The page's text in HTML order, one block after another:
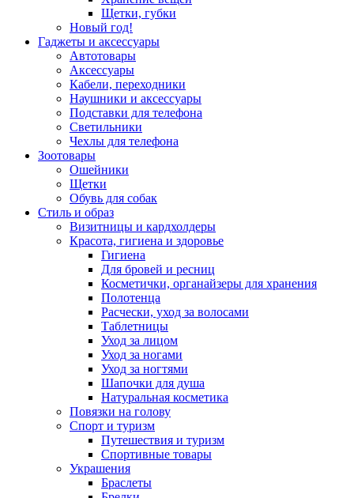
Щетки, губки
Новый год!
Гаджеты и аксессуары
Автотовары
Аксессуары
Кабели, переходники
Наушники и аксессуары
Подставки для телефона
Светильники
Чехлы для телефона
Зоотовары
Ошейники
Щетки
Обувь для собак
Стиль и образ
Визитницы и кардхолдеры
Красота, гигиена и здоровье
Гигиена
Для бровей и ресниц
Косметички, органайзеры для хранения
Полотенца
Расчески, уход за волосами
Таблетницы
Уход за лицом
Уход за ногами
Уход за ногтями
Шапочки для душа
Натуральная косметика
Повязки на голову
Спорт и туризм
Путешествия и туризм
Спортивные товары
Украшения
Браслеты